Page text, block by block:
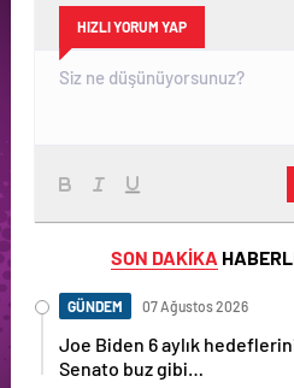
HIZLI YORUM YAP
SON DAKİKA
GÜNDEM 07 Ağustos 2026
Joe Biden 6 aylık hedeflerini
Senato buz gibi…